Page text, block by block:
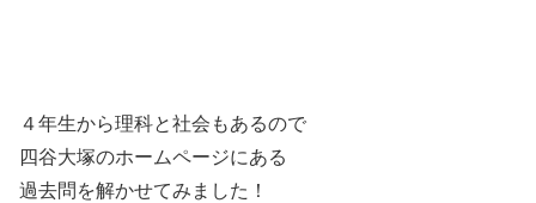
４年生から理科と社会もあるので
四谷大塚のホームページにある
過去問を解かせてみました！